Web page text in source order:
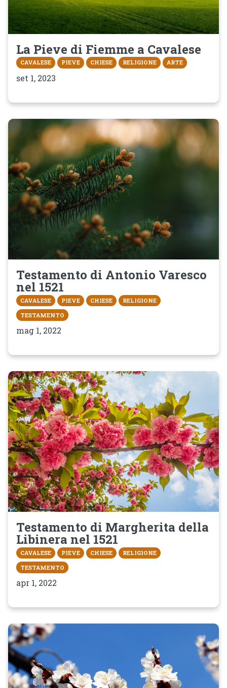
La Pieve di Fiemme a Cavalese
CAVALESE PIEVE CHIESE RELIGIONE ARTE
set 1, 2023
Testamento di Antonio Varesco
nel 1521
CAVALESE PIEVE CHIESE
RELIGIONE
TESTAMENTO
mag 1, 2022
Testamento di Margherita della
Libinera nel 1521
CAVALESE PIEVE CHIESE
RELIGIONE
TESTAMENTO
apr 1, 2022